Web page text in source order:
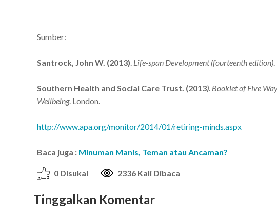
Sumber:
Santrock, John W. (2013) Life-span Development (fourteenth edition)
Southern Health and Social Care Trust. (2013) . Booklet of Five
Wellbeing. London.
http://www.apa.org/monitor/2014/01/retiring-minds.aspx
Baca juga : Minuman Manis, Teman atau Ancaman?
0 Disukai 2336 Kali Dibaca
Tinggalkan Komentar